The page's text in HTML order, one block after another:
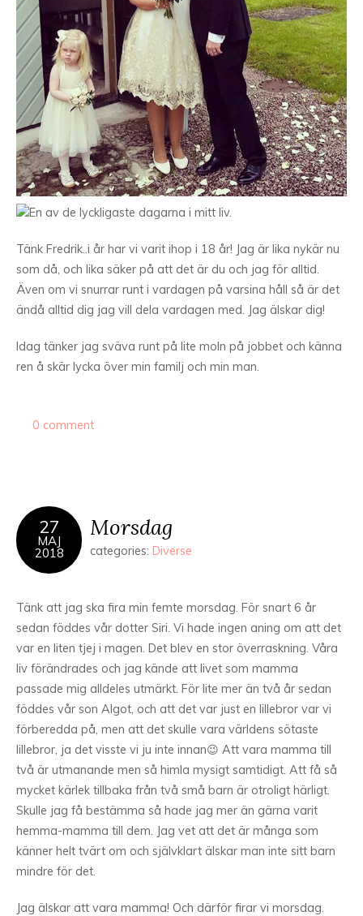
En av de lyckligaste dagarna i mitt liv.
Tänk Fredrik..i år har vi varit ihop i 18 år! Jag är lika nykär nu
som då, och lika säker på att det är du och jag för alltid.
Även om vi snurrar runt i vardagen på varsina håll så är det
ändå alltid dig jag vill dela vardagen med. Jag älskar dig!
Idag tänker jag sväva runt på lite moln på jobbet och känna
ren å skär lycka över min familj och min man.
0 comment
27
MAJ
2018
Morsdag
categories: Diverse
Tänk att jag ska fira min femte morsdag. För snart 6 år
sedan föddes vår dotter Siri. Vi hade ingen aning om att det
var en liten tjej i magen. Det blev en stor överraskning. Våra
liv förändrades och jag kände att livet som mamma
passade mig alldeles utmärkt. För lite mer än två år sedan
föddes vår son Algot, och att det var just en lillebror var vi
förberedda på, men att det skulle vara världens sötaste
lillebror, ja det visste vi ju inte innan😉 Att vara mamma till
två är utmanande men så himla mysigt samtidigt. Att få så
mycket kärlek tillbaka från två små barn är otroligt härligt.
Skulle jag få bestämma så hade jag mer än gärna varit
hemma-mamma till dem. Jag vet att det är många som
känner helt tvärt om och självklart älskar man inte sitt barn
mindre för det.
Jag älskar att vara mamma! Och därför firar vi morsdag.